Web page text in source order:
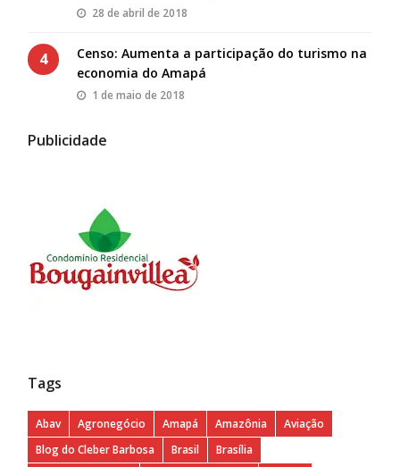
28 de abril de 2018
4
Censo: Aumenta a participação do turismo na
economia do Amapá
1 de maio de 2018
Publicidade
Tags
Abav Agronegócio Amapá Amazônia
Aviação
Blog do Cleber Barbosa
Brasil
Brasília